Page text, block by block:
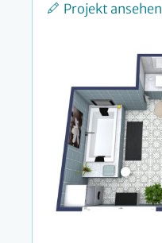
Projekt ansehen